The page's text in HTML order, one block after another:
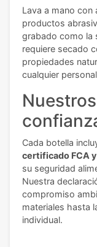
Lava a mano con
productos
grabado como la
requiere secado
propiedades
cualquier
Cada botella
certificado FCA
su seguridad
Nuestra
compromiso
materiales hasta
individual.